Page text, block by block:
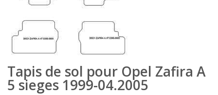
Tapis de sol pour Opel Zafira A
5 sieges 1999-04.2005